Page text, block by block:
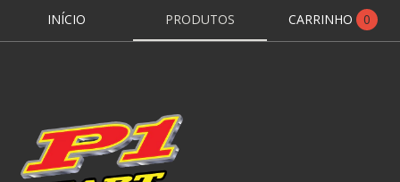
INÍCIO PRODUTOS CARRINHO 0